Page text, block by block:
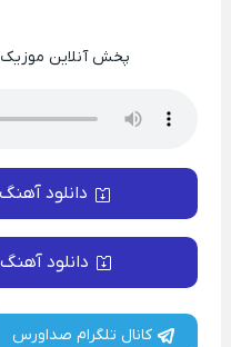
پخش آنلاین
دانلود آهنگ
دانلود آهنگ
کانال تلگرام صداورس